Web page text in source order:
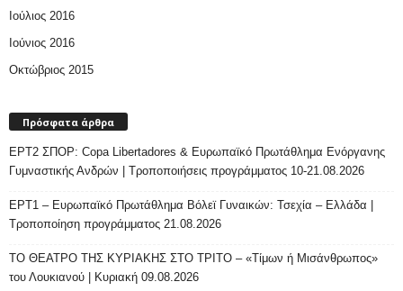
Ιούλιος 2016
Ιούνιος 2016
Οκτώβριος 2015
Πρόσφατα άρθρα
ΕΡΤ2 ΣΠΟΡ: Copa Libertadores & Ευρωπαϊκό Πρωτάθλημα Ενόργανης
Γυμναστικής Ανδρών | Τροποποιήσεις προγράμματος 10-21.08.2026
ΕΡΤ1 – Ευρωπαϊκό Πρωτάθλημα Βόλεϊ Γυναικών: Τσεχία – Ελλάδα |
Τροποποίηση προγράμματος 21.08.2026
ΤΟ ΘΕΑΤΡΟ ΤΗΣ ΚΥΡΙΑΚΗΣ ΣΤΟ ΤΡΙΤΟ – «Τίμων ή Μισάνθρωπος»
του Λουκιανού | Κυριακή 09.08.2026